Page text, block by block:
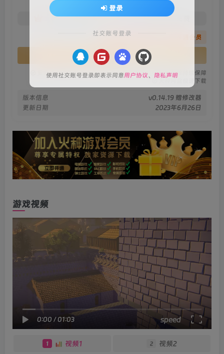
火种黄金会员 免费 火种黑钻会员
您暂无购买权限，请先开通会员
开通会员
安全绿色无毒保障 永久免费稳定更新
资源有效持续保障
火种网盘极速下载
版本信息
v0.14.19 赠修改器
更新日期
2023年6月26日
游戏视频
0:00 /01:03 speed
1 视频1 2 视频2
登录
社交账号登录
使用社交账号登录即表示同意用户协议、 隐私声明